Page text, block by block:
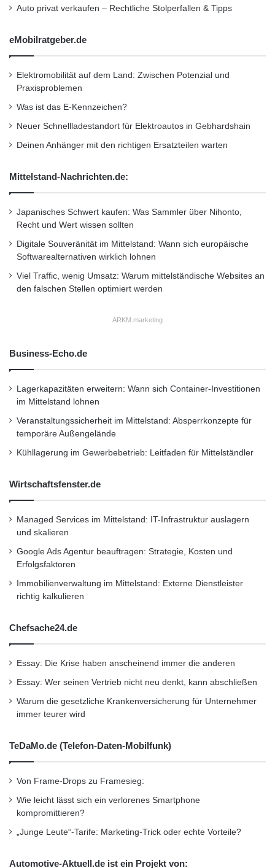
Auto privat verkaufen – Rechtliche Stolperfallen & Tipps
eMobilratgeber.de
Elektromobilität auf dem Land: Zwischen Potenzial und
Praxisproblemen
Was ist das E-Kennzeichen?
Neuer Schnellladestandort für Elektroautos in Gebhardshain
Deinen Anhänger mit den richtigen Ersatzteilen warten
Mittelstand-Nachrichten.de:
Japanisches Schwert kaufen: Was Sammler über Nihonto,
Recht und Wert wissen sollten
Digitale Souveränität im Mittelstand: Wann sich europäische
Softwarealternativen wirklich lohnen
Viel Traffic, wenig Umsatz: Warum mittelständische Websites an
den falschen Stellen optimiert werden
ARKM.marketing
Business-Echo.de
Lagerkapazitäten erweitern: Wann sich Container-Investitionen
im Mittelstand lohnen
Veranstaltungssicherheit im Mittelstand: Absperrkonzepte für
temporäre Außengelände
Kühllagerung im Gewerbebetrieb: Leitfaden für Mittelständler
Wirtschaftsfenster.de
Managed Services im Mittelstand: IT-Infrastruktur auslagern
und skalieren
Google Ads Agentur beauftragen: Strategie, Kosten und
Erfolgsfaktoren
Immobilienverwaltung im Mittelstand: Externe Dienstleister
richtig kalkulieren
Chefsache24.de
Essay: Die Krise haben anscheinend immer die anderen
Essay: Wer seinen Vertrieb nicht neu denkt, kann abschließen
Warum die gesetzliche Krankenversicherung für Unternehmer
immer teurer wird
TeDaMo.de (Telefon-Daten-Mobilfunk)
Von Frame-Drops zu Framesieg:
Wie leicht lässt sich ein verlorenes Smartphone
kompromittieren?
„Junge Leute“-Tarife: Marketing-Trick oder echte Vorteile?
Automotive-Aktuell.de ist ein Projekt von: